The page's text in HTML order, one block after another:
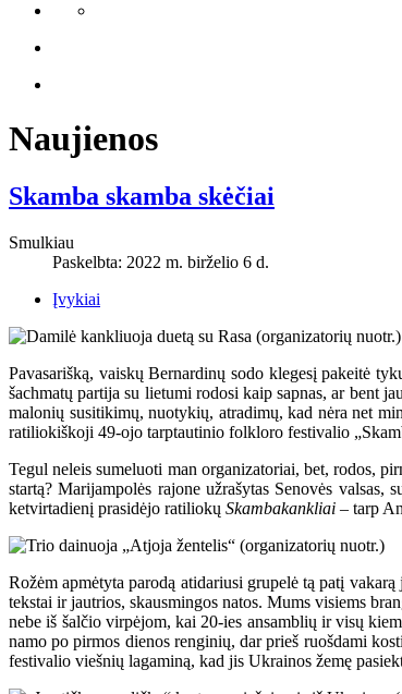
Naujienos
Skamba skamba skėčiai
Smulkiau
Paskelbta: 2022 m. birželio 6 d.
Įvykiai
Pavasarišką, vaiskų Bernardinų sodo klegesį pakeitė
šachmatų partija su lietumi rodosi kaip sapnas, ar bent
malonių susitikimų, nuotykių, atradimų, kad nėra net
ratiliokiškoji 49-ojo tarptautinio folkloro festivalio
Tegul neleis sumeluoti man organizatoriai, bet, rodos,
startą? Marijampolės rajone užrašytas Senovės
ketvirtadienį prasidėjo ratiliokų Skambakankliai – tarp
Rožėm apmėtyta parodą atidariusi grupelė tą patį
tekstai ir jautrios, skausmingos natos. Mums visiems
nebe iš šalčio virpėjom, kai 20-ies ansamblių ir visų
namo po pirmos dienos renginių, dar prieš ruošdami
festivalio viešnių lagaminą, kad jis Ukrainos žemę